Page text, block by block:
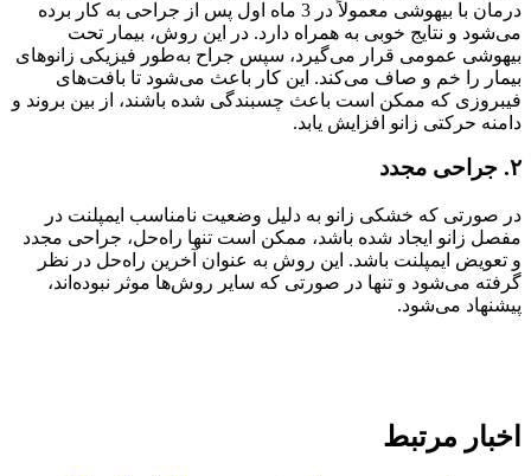
درمان با بیهوشی معمولاً در 3 ماه اول پس از جراحی به کار برده
می‌شود و نتایج خوبی به همراه دارد. در این روش، بیمار تحت
بیهوشی عمومی قرار می‌گیرد، سپس جراح به‌طور فیزیکی زانوهای
بیمار را خم و صاف می‌کند. این کار باعث می‌شود تا بافت‌های
فیبروزی که ممکن است باعث چسبندگی شده باشند، از بین بروند و
دامنه حرکتی زانو افزایش یابد.
۲. جراحی مجدد
در صورتی که خشکی زانو به دلیل وضعیت نامناسب ایمپلنت در
مفصل زانو ایجاد شده باشد، ممکن است تنها راه‌حل، جراحی مجدد
و تعویض ایمپلنت باشد. این روش به عنوان آخرین راه‌حل در نظر
گرفته می‌شود و تنها در صورتی که سایر روش‌ها موثر نبوده‌اند،
پیشنهاد می‌شود.
اخبار مرتبط